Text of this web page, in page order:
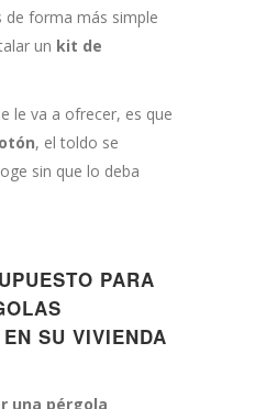
de forma más simple
un kit de
le va a ofrecer, es que
, el toldo se
sin que lo deba
PARA
SU VIVIENDA
una pérgola